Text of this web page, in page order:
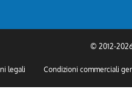
© 2012-
legali Condizioni commerciali